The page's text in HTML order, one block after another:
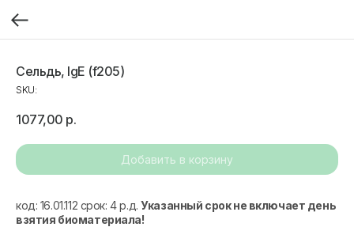
Сельдь, IgE (f205)
SKU:
1077,00 р.
Добавить в корзину
код: 16.01.112 срок: 4 р.д.Указанный срок не включает день
взятия биоматериала!